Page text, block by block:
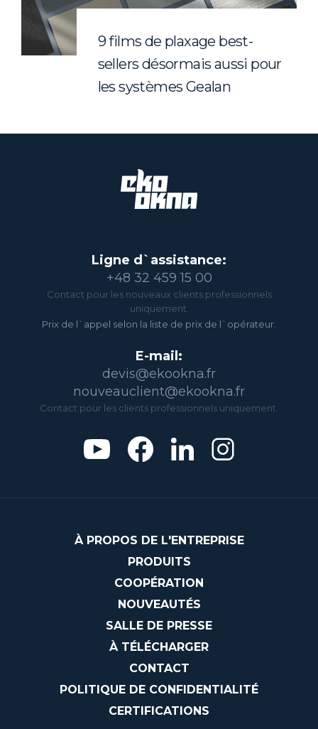
9 films de plaxage best-
sellers désormais aussi pour
les systèmes Gealan
Ligne d`assistance:
+48 32 459 15 00
Contact pour les nouveaux clients professionnels
uniquement.
Prix de l`appel selon la liste de prix de l`opérateur.
E-mail:
devis@ekookna.fr
nouveauclient@ekookna.fr
Contact pour les clients professionnels uniquement.
À PROPOS DE L'ENTREPRISE
PRODUITS
COOPÉRATION
NOUVEAUTÉS
SALLE DE PRESSE
À TÉLÉCHARGER
CONTACT
POLITIQUE DE CONFIDENTIALITÉ
CERTIFICATIONS